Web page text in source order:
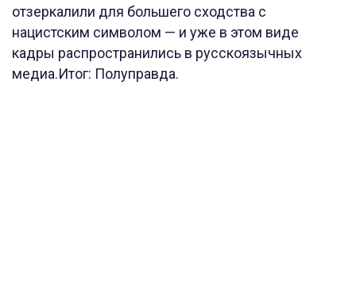
отзеркалили для большего сходства с
нацистским символом — и уже в этом виде
кадры распространились в русскоязычных
медиа.Итог: Полуправда.